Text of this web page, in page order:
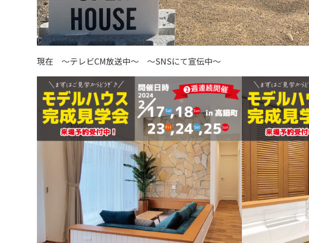
現在 ～テレビCM放送中～ ～SNSにて宣伝中～